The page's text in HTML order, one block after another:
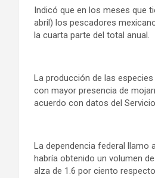
Indicó que en los meses que
abril) los pescadores
la cuarta parte del total anual.
La producción de las
con mayor presencia de
acuerdo con datos del
La dependencia federal llamo
habría obtenido un volumen
alza de 1.6 por ciento